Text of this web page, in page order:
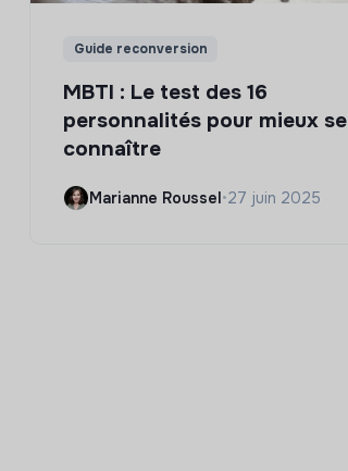
Guide reconversion
MBTI : Le test des 16
personnalités pour mieux se
connaître
Marianne Roussel•27 juin 2025